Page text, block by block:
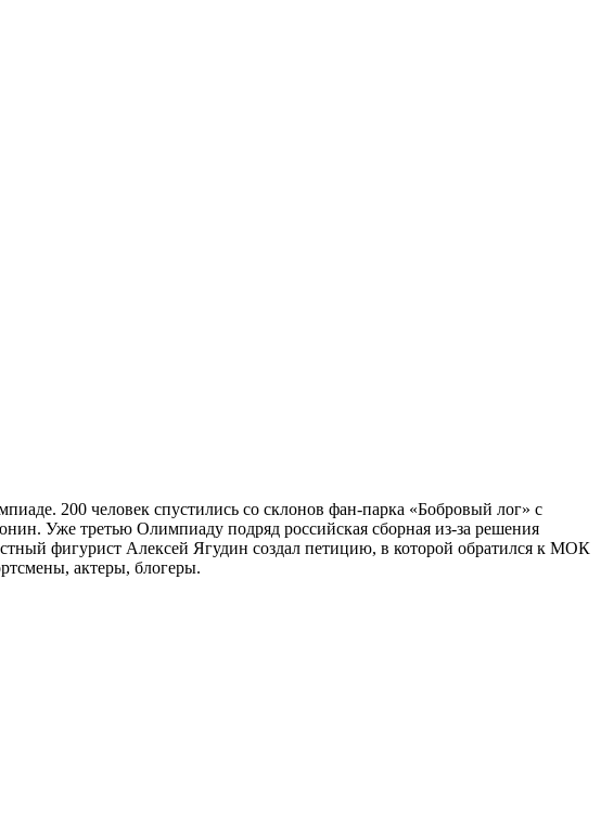
200 человек спустились со склонов фан-парка «Бобровый лог» с
Уже третью Олимпиаду подряд российская сборная из-за решения
фигурист Алексей Ягудин создал петицию, в которой обратился к МОК
актеры, блогеры.